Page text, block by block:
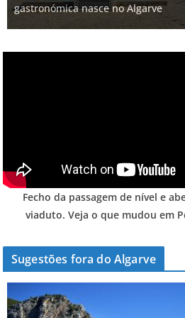
gastronómica nasce no Algarve
hotéis (com vídeo)
arribas em risco no Algarve (com
Algarve voltam a ter vida (com vídeo)
entre redes e fábricas
Fecho da passagem de nível e
viaduto. Veja o que mudou em
Sugestões fora do Algarve